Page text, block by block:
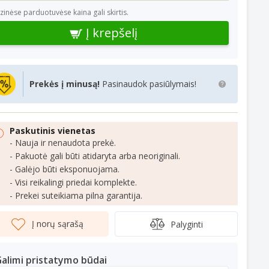
parduotuvėse kaina gali skirtis.
Į krepšelį
Prekės į minusą! Pasinaudok pasiūlymais!
Paskutinis vienetas
- Nauja ir nenaudota prekė.
- Pakuotė gali būti atidaryta arba neoriginali.
- Galėjo būti eksponuojama.
- Visi reikalingi priedai komplekte.
- Prekei suteikiama pilna garantija.
Į norų sąrašą Palyginti
pristatymo būdai